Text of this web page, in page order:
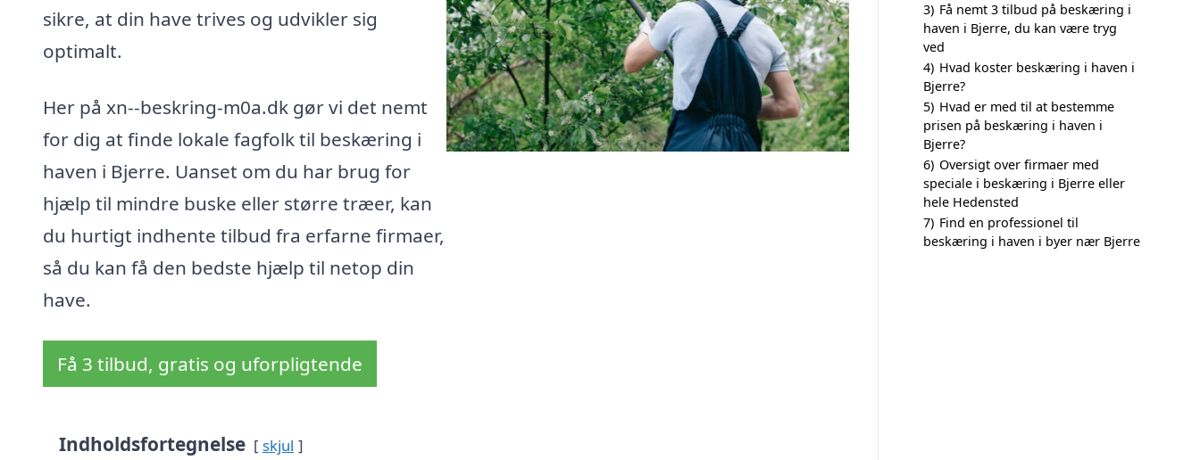
sikre, at din have trives og udvikler sig
optimalt.
Her på xn--beskring-m0a.dk gør vi det nemt
for dig at finde lokale fagfolk til beskæring i
haven i Bjerre. Uanset om du har brug for
hjælp til mindre buske eller større træer, kan
du hurtigt indhente tilbud fra erfarne firmaer,
så du kan få den bedste hjælp til netop din
have.
Få 3 tilbud, gratis og uforpligtende
Indholdsfortegnelse skjul
3) Få nemt 3 tilbud på beskæring i
haven i Bjerre, du kan være tryg
ved
4) Hvad koster beskæring i haven i
Bjerre?
5) Hvad er med til at bestemme
prisen på beskæring i haven i
Bjerre?
6) Oversigt over firmaer med
speciale i beskæring i Bjerre eller
hele Hedensted
7) Find en professionel til
beskæring i haven i byer nær Bjerre